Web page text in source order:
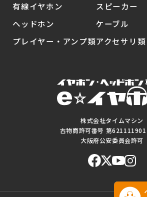
株式会社タイムマシン
古物商許可番号 第
大阪府公安委員会許可
有線イヤホン
ヘッドホン
プレイヤー・アンプ類
スピーカー
ケーブル
アクセサリ類